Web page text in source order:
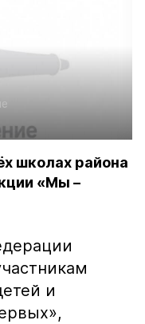
школах района
«Мы –
и